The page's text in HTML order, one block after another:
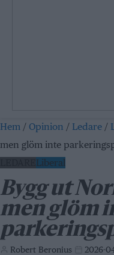
Hem / Opinion / Ledare /
men glöm inte
Liberal
Bygg ut
men glöm
Robert Beronius 2026-